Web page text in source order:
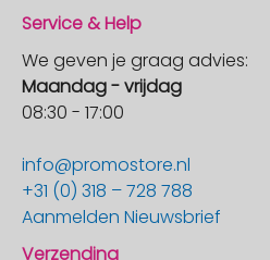
Service & Help
We geven je graag advies:
Maandag - vrijdag
08:30 - 17:00
info@promostore.nl
+31 (0) 318 – 728 788
Aanmelden Nieuwsbrief
Verzending